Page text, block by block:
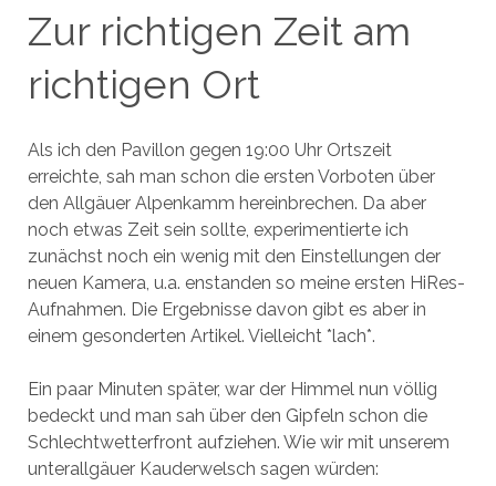
Zur richtigen Zeit am
richtigen Ort
Als ich den Pavillon gegen 19:00 Uhr Ortszeit
erreichte, sah man schon die ersten Vorboten über
den Allgäuer Alpenkamm hereinbrechen. Da aber
noch etwas Zeit sein sollte, experimentierte ich
zunächst noch ein wenig mit den Einstellungen der
neuen Kamera, u.a. enstanden so meine ersten HiRes-
Aufnahmen. Die Ergebnisse davon gibt es aber in
einem gesonderten Artikel. Vielleicht *lach*.
Ein paar Minuten später, war der Himmel nun völlig
bedeckt und man sah über den Gipfeln schon die
Schlechtwetterfront aufziehen. Wie wir mit unserem
unterallgäuer Kauderwelsch sagen würden: